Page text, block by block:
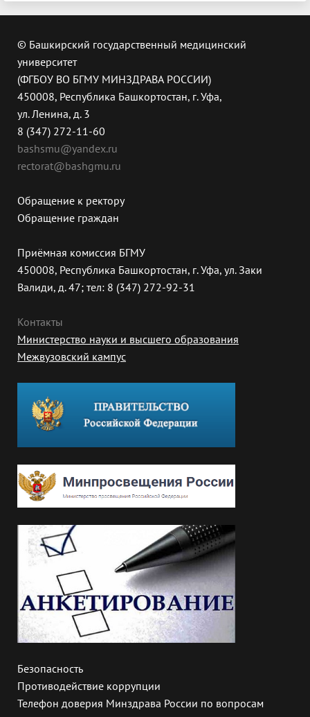
© Башкирский государственный медицинский
университет
(ФГБОУ ВО БГМУ МИНЗДРАВА РОССИИ)
450008, Республика Башкортостан, г. Уфа,
ул. Ленина, д. 3
8 (347) 272-11-60
bashsmu@yandex.ru
rectorat@bashgmu.ru
Обращение к ректору
Обращение граждан
Приёмная комиссия БГМУ
450008, Республика Башкортостан, г. Уфа, ул. Заки
Валиди, д. 47; тел: 8 (347) 272-92-31
Контакты
Министерство науки и высшего образования
Межвузовский кампус
Безопасность
Противодействие коррупции
Телефон доверия Минздрава России по вопросам